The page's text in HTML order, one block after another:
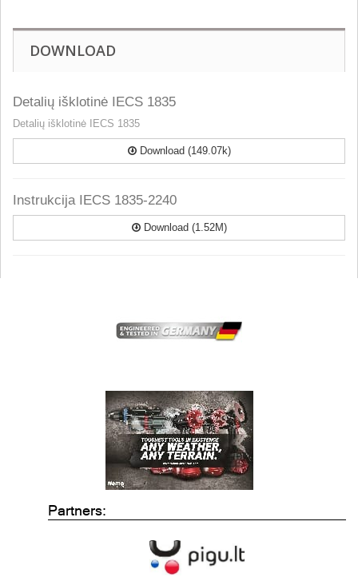
DOWNLOAD
Detalių išklotinė IECS 1835
Detalių išklotinė IECS 1835
Download (149.07k)
Instrukcija IECS 1835-2240
Download (1.52M)
Partners: